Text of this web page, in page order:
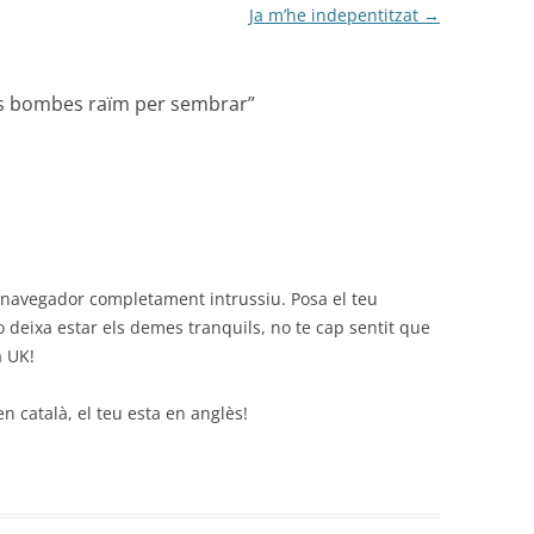
Ja m’he indepentitzat →
bombes raïm per sembrar”
completament intrussiu. Posa el teu
deixa estar els demes tranquils, no te cap sentit que
català, el teu esta en anglès!